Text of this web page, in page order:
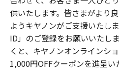
供いたします。皆さまがより
ようキヤノンがご支援いたし
ID」のご登録をお願いいたし
くと、キヤノンオンラインシ
1,000円OFFクーポンを進呈い